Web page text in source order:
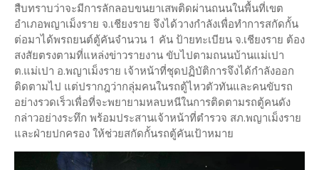
สืบทราบว่าจะมีการลักลอบขนยาเสพติดผ่านถนนในพื้นที่เขต
อำเภอพญาเม็งราย จ.เชียงราย จึงได้วางกำลังเพื่อทำการสกัดกั้น
ต่อมาได้พรถยนต์ตู้คันจำนวน 1 คัน ป้ายทะเบียน จ.เชียงราย ต้อง
สงสัยตรงตามที่แหล่งข่าวรายงาน ขับไปตามถนนบ้านแม่เปา
ต.แม่เปา อ.พญาเม็งราย เจ้าหน้าที่ชุดปฏิบัติการจึงได้กำลังออก
ติดตามไป แต่ปรากฎว่ากลุ่มคนในรถตู้ไหวตัวทันและคนขับรถ
อย่างรวดเร็วเพื่อที่จะพยายามหลบหนีในการติดตามรถตู้คนดัง
กล่าวอย่างระทึก พร้อมประสานเจ้าหน้าที่ตำรวจ สภ.พญาเม็งราย
และฝ่ายปกครอง ให้ช่วยสกัดกั้นรถตู้คันเป้าหมาย